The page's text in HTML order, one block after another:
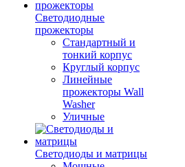
Светодиодные
прожекторы
Стандартный и
тонкий корпус
Круглый корпус
Линейные
прожекторы Wall
Washer
Уличные
Светодиоды и матрицы